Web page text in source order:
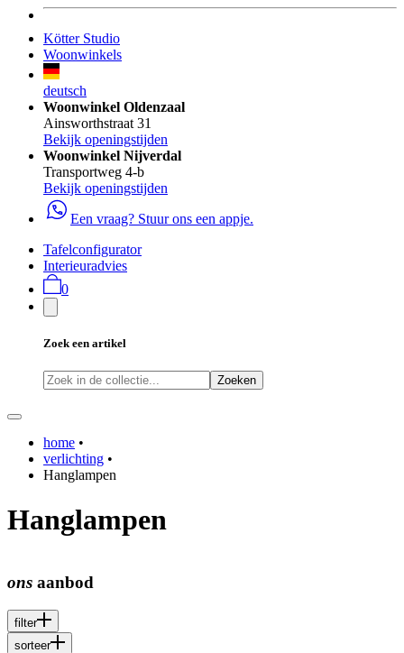
Kötter Studio
Woonwinkels
deutsch
Woonwinkel Oldenzaal
Ainsworthstraat 31
Bekijk openingstijden
Woonwinkel Nijverdal
Transportweg 4-b
Bekijk openingstijden
Een vraag? Stuur ons een appje.
Tafelconfigurator
Interieuradvies
0
Zoek een artikel
Zoeken
home •
verlichting •
Hanglampen
Hanglampen
ons aanbod
filter
sorteer